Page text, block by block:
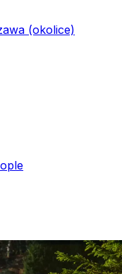
(okolice)